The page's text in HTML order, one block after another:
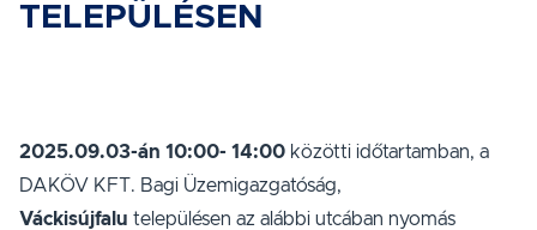
TELEPÜLÉSEN
2025.09.03-án 10:00- 14:00 közötti időtartamban, a
DAKÖV KFT. Bagi Üzemigazgatóság,
Váckisújfalu településen az alábbi utcában nyomás